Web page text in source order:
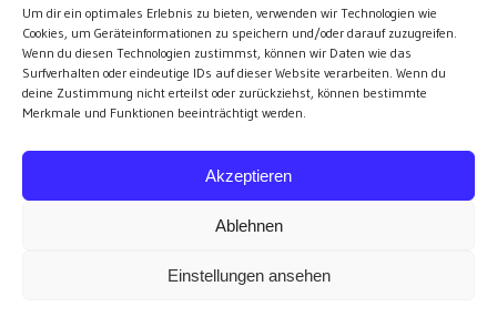
Um dir ein optimales Erlebnis zu bieten, verwenden wir Technologien wie
Cookies, um Geräteinformationen zu speichern und/oder darauf zuzugreifen.
Wenn du diesen Technologien zustimmst, können wir Daten wie das
Surfverhalten oder eindeutige IDs auf dieser Website verarbeiten. Wenn du
deine Zustimmung nicht erteilst oder zurückziehst, können bestimmte
Merkmale und Funktionen beeinträchtigt werden.
Akzeptieren
Ablehnen
Einstellungen ansehen
EMRK Art. 15: „das Leben der Nation“
Pressfreedom Report ignoriert EU-Sanktionen
alle Artikel
Impressum